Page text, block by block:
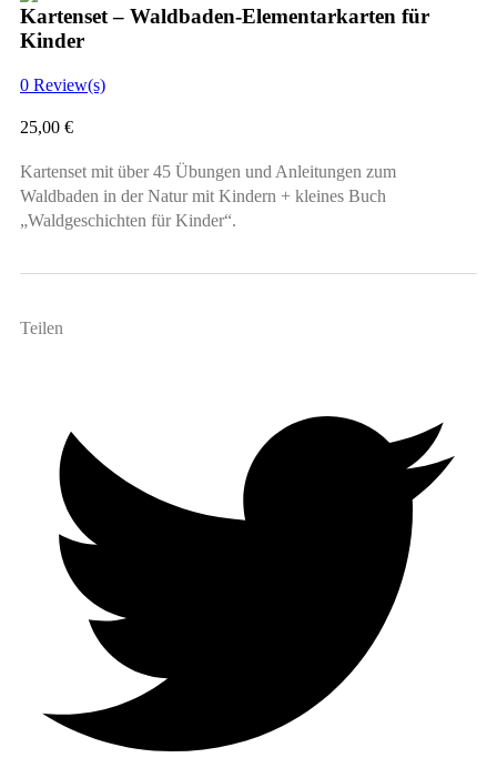
Kartenset – Waldbaden-Elementarkarten für
Kinder
0 Review(s)
25,00 €
Kartenset mit über 45 Übungen und Anleitungen zum
Waldbaden in der Natur mit Kindern + kleines Buch
„Waldgeschichten für Kinder“.
Teilen